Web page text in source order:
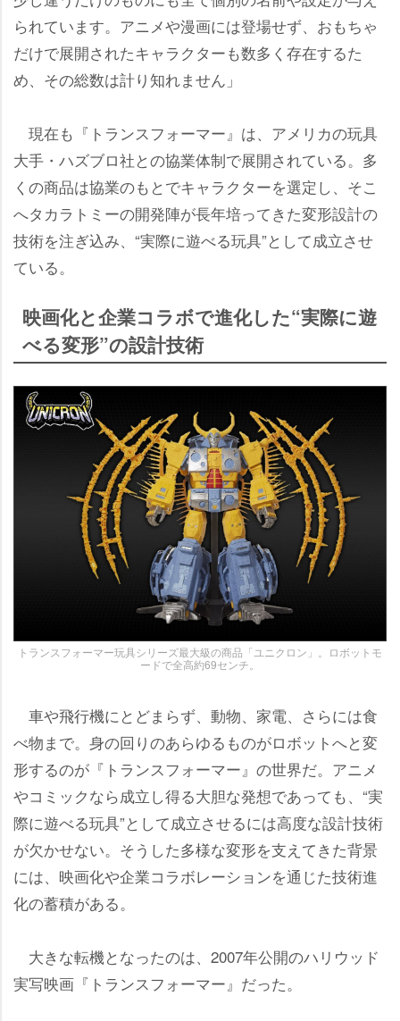
られています。アニメや漫画には登場せず、おもちゃ
だけで展開されたキャラクターも数多く存在するた
め、その総数は計り知れません」
現在も『トランスフォーマー』は、アメリカの玩具
大手・ハズブロ社との協業体制で展開されている。多
くの商品は協業のもとでキャラクターを選定し、そこ
へタカラトミーの開発陣が長年培ってきた変形設計の
技術を注ぎ込み、“実際に遊べる玩具”として成立させ
ている。
映画化と企業コラボで進化した“実際に遊
べる変形”の設計技術
トランスフォーマー玩具シリーズ最大級の商品「ユニクロン」。ロボットモ
ードで全高約69センチ。
車や飛行機にとどまらず、動物、家電、さらには食
べ物まで。身の回りのあらゆるものがロボットへと変
形するのが『トランスフォーマー』の世界だ。アニメ
コミックなら成立し得る大胆な発想であっても、“実
際に遊べる玩具”として成立させるには高度な設計技術
が欠かせない。そうした多様な変形を支えてきた背景
には、映画化や企業コラボレーションを通じた技術進
化の蓄積がある。
大きな転機となったのは、2007年公開のハリウッド
実写映画『トランスフォーマー』だった。